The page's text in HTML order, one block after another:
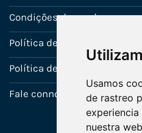
Usamos
de rastreo
nuestra
Condições de venda
Política de Garantia
Política de utilização de
Fale connosco